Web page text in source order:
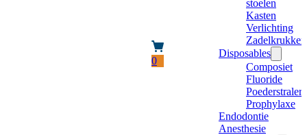
0
stoelen
Kasten
Verlichting
Zadelkrukken
Disposables
Composiet
Fluoride
Poederstraler
Prophylaxe
Endodontie
Anesthesie